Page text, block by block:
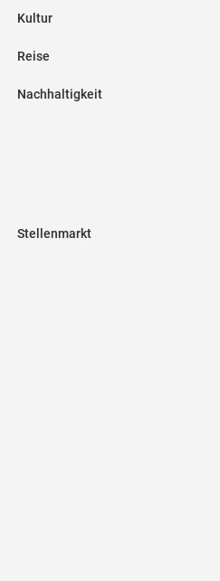
Kultur
Reise
Nachhaltigkeit
Stellenmarkt